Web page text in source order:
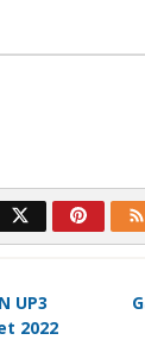
UP3
2022